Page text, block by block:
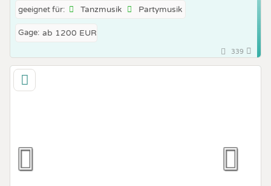
geeignet für: Tanzmusik Partymusik
Gage: ab 1200 EUR
339